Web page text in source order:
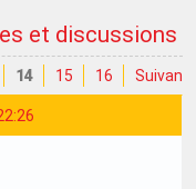
et discussions
14 15 16 Suivant